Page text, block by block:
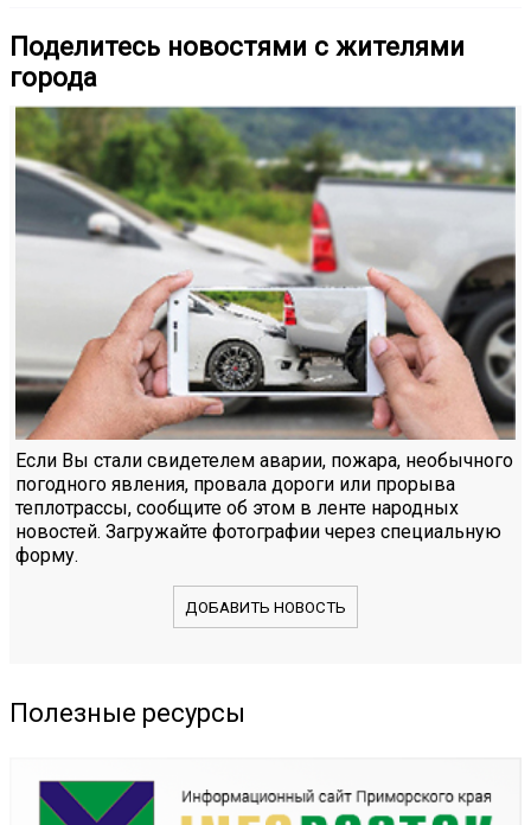
Поделитесь новостями с жителями
города
Если Вы стали свидетелем аварии, пожара, необычного
погодного явления, провала дороги или прорыва
теплотрассы, сообщите об этом в ленте народных
новостей. Загружайте фотографии через специальную
форму.
ДОБАВИТЬ НОВОСТЬ
Полезные ресурсы